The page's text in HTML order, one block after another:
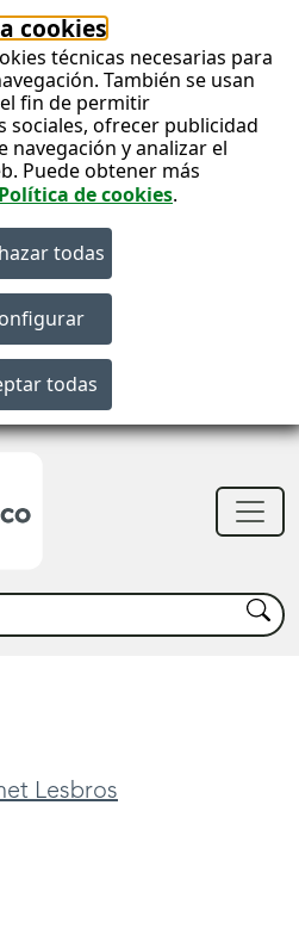
cookies
técnicas necesarias para
También se usan
fin de permitir
sociales, ofrecer publicidad
navegación y analizar el
Puede obtener más
Política de cookies.
Buscar
Lesbros